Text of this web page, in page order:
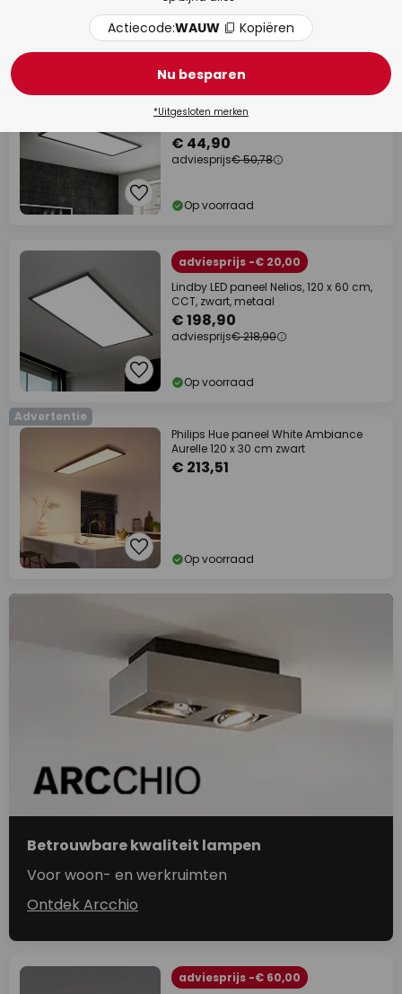
Op voorraad
Advertentie
adviesprijs -11%
LED opbouwpaneel Slim 58x20cm
€ 44,90
adviesprijs€ 50,78
Op voorraad
adviesprijs -€ 20,00
Lindby LED paneel Nelios, 120 x 60 cm,
CCT, zwart, metaal
€ 198,90
adviesprijs€ 218,90
Op voorraad
Advertentie
Philips Hue paneel White Ambiance
Aurelle 120 x 30 cm zwart
€ 213,51
Op voorraad
Betrouwbare kwaliteit lampen
Voor woon- en werkruimten
Ontdek Arcchio
adviesprijs -€ 60,00
Actiecode:WAUW Kopiëren
Nu besparen
*Uitgesloten merken